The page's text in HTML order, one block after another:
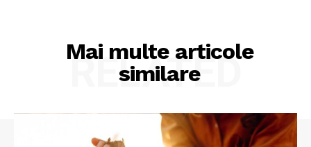
Mai multe articole
similare
RELATED